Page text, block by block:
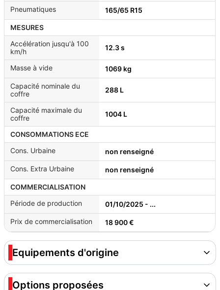
Pneumatiques 165/65 R15
MESURES
Accélération jusqu'à 100
km/h
12.3 s
Masse à vide 1069 kg
Capacité nominale du
coffre
288 L
Capacité maximale du
coffre
1004 L
CONSOMMATIONS ECE
Cons. Urbaine
non renseigné
Cons. Extra Urbaine non renseigné
COMMERCIALISATION
Période de production
01/10/2025 - ...
Prix de commercialisation 18 900 €
Equipements d'origine
Options proposées